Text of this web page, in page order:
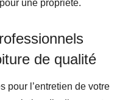
une propriété.
de qualité
pour l’entretien de votre